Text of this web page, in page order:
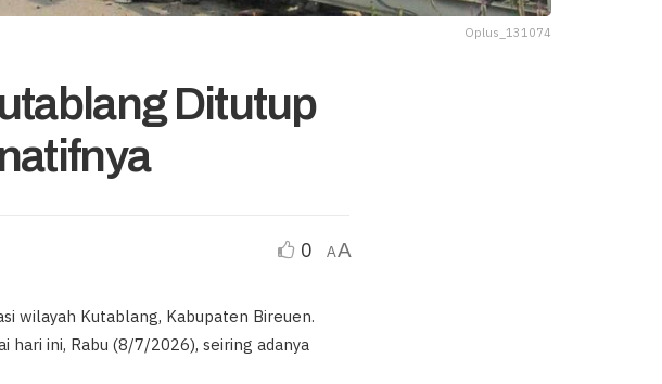
Oplus_131074
Ditutup
0 AA
wilayah Kutablang, Kabupaten Bireuen.
ini, Rabu (8/7/2026), seiring adanya